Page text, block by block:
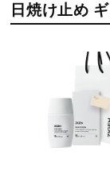
日焼け止め